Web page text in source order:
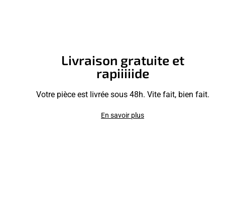
Livraison gratuite et
rapiiiiide
Votre pièce est livrée sous 48h. Vite fait, bien fait.
En savoir plus